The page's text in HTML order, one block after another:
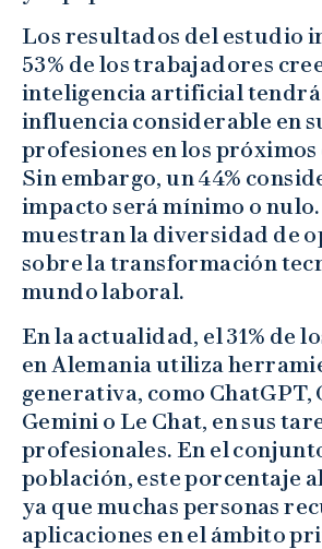
Los resultados del estudio
53% de los trabajadores
inteligencia artificial tendrá
influencia considerable en
profesiones en los próximos
Sin embargo, un 44%
impacto será mínimo o
muestran la diversidad de
sobre la transformación
mundo laboral.
En la actualidad, el 31% de
en Alemania utiliza
generativa, como ChatGPT,
Gemini o Le Chat, en sus
profesionales. En el
población, este porcentaje
ya que muchas personas
aplicaciones en el ámbito